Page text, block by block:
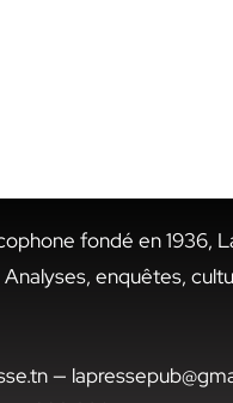
fondé en 1936,
enquêtes,
—